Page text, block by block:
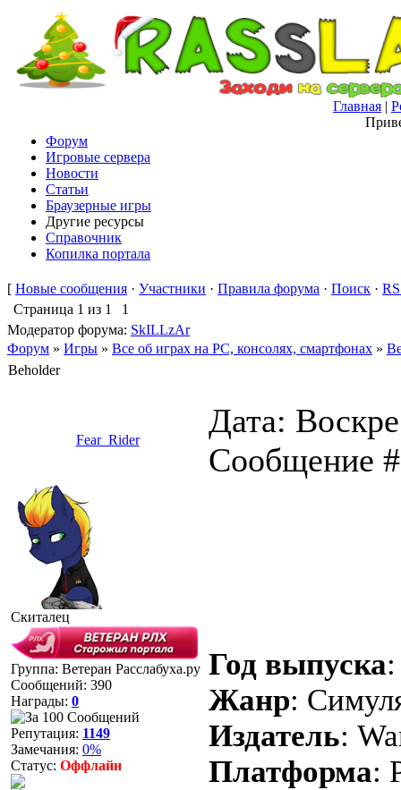
Главная |
Форум
Игровые сервера
Новости
Статьи
Браузерные игры
Другие ресурсы
Справочник
Копилка портала
[ Новые сообщения · Участники · Правила форума · Поиск ·
Страница 1 из 1
1
Модератор форума: SkILLzAr
Форум » Игры » Все об играх на PC, консолях, смартфонах »
Beholder
Fear_Rider
Дата:
Сообщение
Скиталец
Группа: Ветеран Расслабуха.ру
Сообщений: 390
Награды: 0
Репутация: 1149
Замечания: 0%
Статус: Оффлайн
Год выпуска
Жанр:
Издатель:
Платформа: